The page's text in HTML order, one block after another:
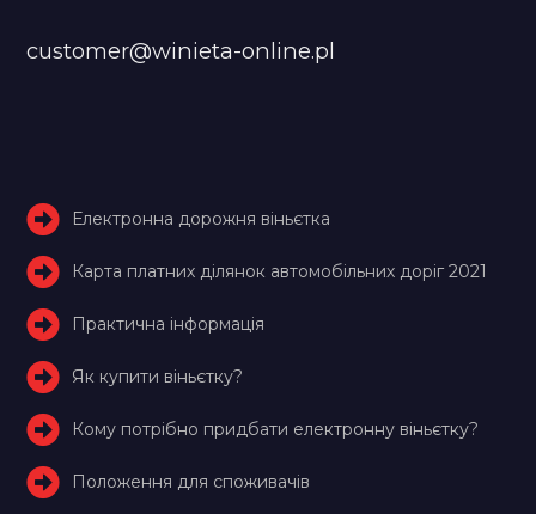
customer@winieta-online.pl
Електронна дорожня віньєтка
Карта платних ділянок автомобільних доріг 2021
Практична інформація
Як купити віньєтку?
Кому потрібно придбати електронну віньєтку?
Положення для споживачів